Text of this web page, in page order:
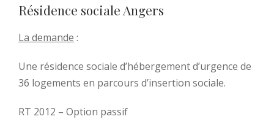
Résidence sociale Angers
La demande :
Une résidence sociale d’hébergement d’urgence de
36 logements en parcours d’insertion sociale.
RT 2012 – Option passif